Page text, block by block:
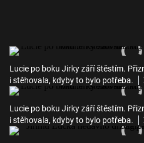
Lucie po boku Jirky září štěstím.
i stěhovala, kdyby to bylo potřeba.
Lucie po boku Jirky září štěstím.
i stěhovala, kdyby to bylo potřeba.